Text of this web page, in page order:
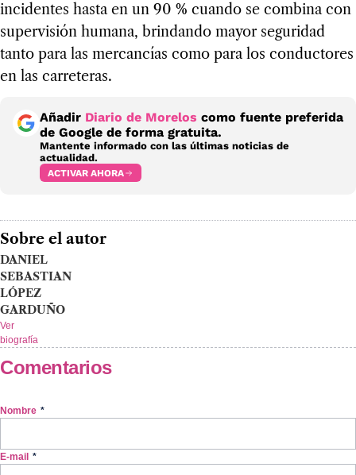
incidentes hasta en un 90 % cuando se combina con
supervisión humana, brindando mayor seguridad
tanto para las mercancías como para los conductores
en las carreteras.
Añadir Diario de Morelos como fuente preferida
de Google de forma gratuita.
Mantente informado con las últimas noticias de
actualidad.
ACTIVAR AHORA
Sobre el autor
DANIEL
SEBASTIAN
LÓPEZ
GARDUÑO
Ver
biografía
Comentarios
Nombre *
E-mail *